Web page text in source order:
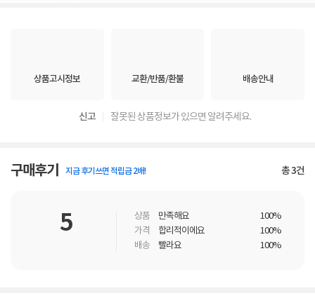
상품고시정보 교환/반품/환불 배송안내
신고 잘못된 상품정보가 있으면 알려주세요.
구매후기 지금 후기쓰면 적립금 2배! 총3건
5 상품 만족해요
100%
가격
합리적이에요
100%
배송
빨라요 100%